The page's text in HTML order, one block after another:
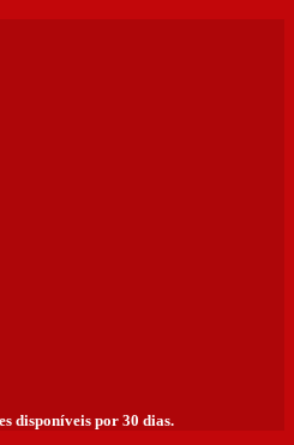
disponíveis por 30 dias.